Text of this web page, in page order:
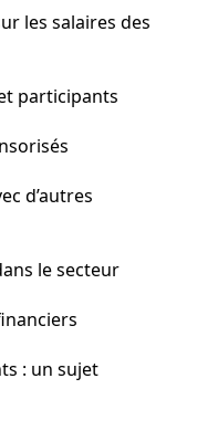
les salaires des
participants
d’autres
le secteur
: un sujet